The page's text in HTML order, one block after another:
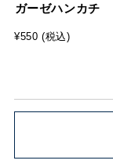
ガーゼハンカチ
¥550 (税込)